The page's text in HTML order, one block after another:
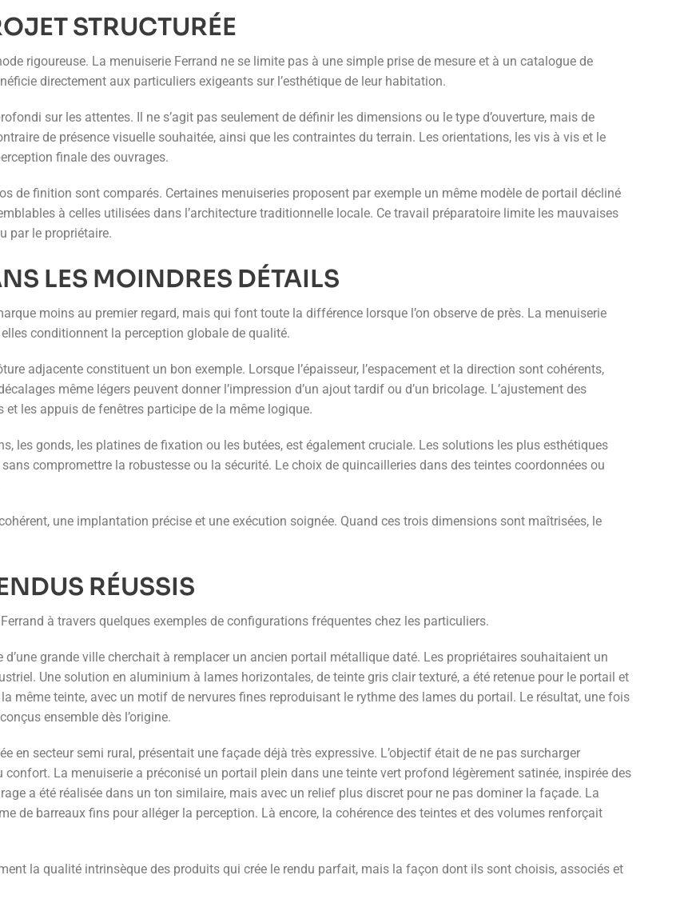
STRUCTURÉE
rigoureuse. La menuiserie Ferrand ne se limite pas à une simple prise de mesure et à un catalogue de
directement aux particuliers exigeants sur l’esthétique de leur habitation.
sur les attentes. Il ne s’agit pas seulement de définir les dimensions ou le type d’ouverture, mais de
de présence visuelle souhaitée, ainsi que les contraintes du terrain. Les orientations, les vis à vis et le
finale des ouvrages.
de finition sont comparés. Certaines menuiseries proposent par exemple un même modèle de portail décliné
à celles utilisées dans l’architecture traditionnelle locale. Ce travail préparatoire limite les mauvaises
par le propriétaire.
LES MOINDRES DÉTAILS
moins au premier regard, mais qui font toute la différence lorsque l’on observe de près. La menuiserie
conditionnent la perception globale de qualité.
adjacente constituent un bon exemple. Lorsque l’épaisseur, l’espacement et la direction sont cohérents,
même légers peuvent donner l’impression d’un ajout tardif ou d’un bricolage. L’ajustement des
les appuis de fenêtres participe de la même logique.
les gonds, les platines de fixation ou les butées, est également cruciale. Les solutions les plus esthétiques
compromettre la robustesse ou la sécurité. Le choix de quincailleries dans des teintes coordonnées ou
une implantation précise et une exécution soignée. Quand ces trois dimensions sont maîtrisées, le
RÉUSSIS
à travers quelques exemples de configurations fréquentes chez les particuliers.
grande ville cherchait à remplacer un ancien portail métallique daté. Les propriétaires souhaitaient un
Une solution en aluminium à lames horizontales, de teinte gris clair texturé, a été retenue pour le portail et
même teinte, avec un motif de nervures fines reproduisant le rythme des lames du portail. Le résultat, une fois
ensemble dès l’origine.
en secteur semi rural, présentait une façade déjà très expressive. L’objectif était de ne pas surcharger
La menuiserie a préconisé un portail plein dans une teinte vert profond légèrement satinée, inspirée des
a été réalisée dans un ton similaire, mais avec un relief plus discret pour ne pas dominer la façade. La
de barreaux fins pour alléger la perception. Là encore, la cohérence des teintes et des volumes renforçait
la qualité intrinsèque des produits qui crée le rendu parfait, mais la façon dont ils sont choisis, associés et